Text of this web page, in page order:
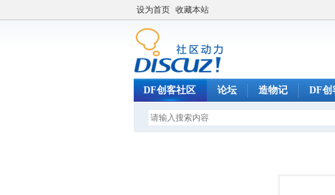
设为首页 收藏本站
DF创客社区 论坛 造物记 DF创